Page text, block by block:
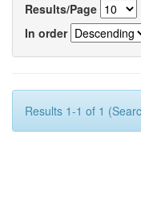
Results/Page
In order
Results 1-1 of 1